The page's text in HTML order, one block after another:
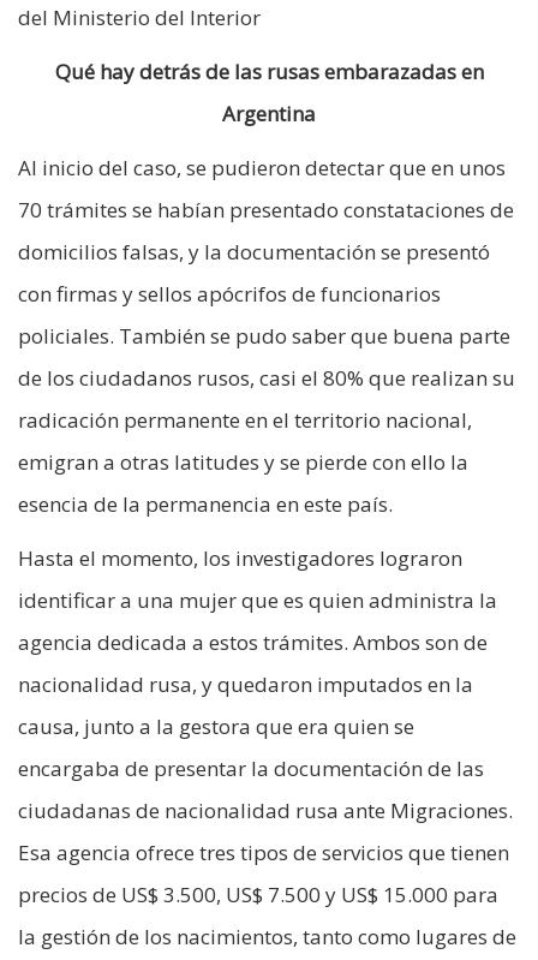
del Ministerio del Interior
Qué hay detrás de las rusas embarazadas en
Argentina
Al inicio del caso, se pudieron detectar que en unos
70 trámites se habían presentado constataciones de
domicilios falsas, y la documentación se presentó
con firmas y sellos apócrifos de funcionarios
policiales. También se pudo saber que buena parte
de los ciudadanos rusos, casi el 80% que realizan su
radicación permanente en el territorio nacional,
emigran a otras latitudes y se pierde con ello la
esencia de la permanencia en este país.
Hasta el momento, los investigadores lograron
identificar a una mujer que es quien administra la
agencia dedicada a estos trámites. Ambos son de
nacionalidad rusa, y quedaron imputados en la
causa, junto a la gestora que era quien se
encargaba de presentar la documentación de las
ciudadanas de nacionalidad rusa ante Migraciones.
Esa agencia ofrece tres tipos de servicios que tienen
precios de US$ 3.500, US$ 7.500 y US$ 15.000 para
la gestión de los nacimientos, tanto como lugares de